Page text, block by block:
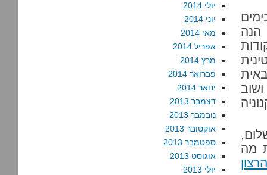
הנה
מה
יולי 2014
יוני 2014
מאי 2014
אפריל 2014
מרץ 2014
פברואר 2014
ינואר 2014
דצמבר 2013
נובמבר 2013
אוקטובר 2013
ספטמבר 2013
אוגוסט 2013
יולי 2013